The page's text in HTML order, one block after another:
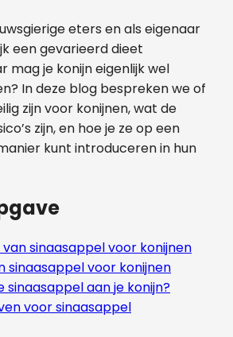
eters en als eigenaar
een gevarieerd dieet
mag je konijn eigenlijk wel
In deze blog bespreken we of
zijn voor konijnen, wat de
zijn, en hoe je ze op een
kunt introduceren in hun
sinaasappel voor konijnen
sinaasappel voor konijnen
sinaasappel aan je konijn?
voor sinaasappel